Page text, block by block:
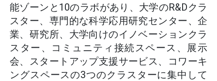
能ゾーンと10のラボがあり、大学のR&Dクラ
スター、専門的な科学応用研究センター、企
業、研究所、大学向けのイノベーションクラ
スター、コミュニティ接続スペース、展示
会、スタートアップ支援サービス、コワーキ
ングスペースの3つのクラスターに集中して